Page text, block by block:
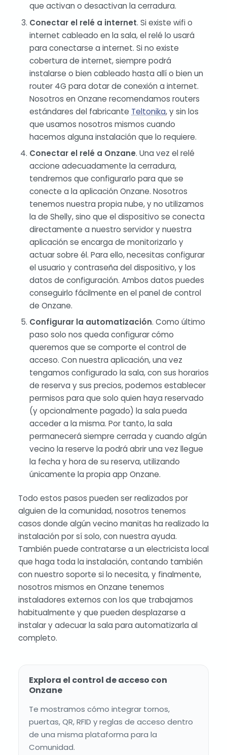
que activan o desactivan la cerradura.
Conectar el relé a internet. Si existe wifi o
internet cableado en la sala, el relé lo usará
para conectarse a internet. Si no existe
cobertura de internet, siempre podrá
instalarse o bien cableado hasta allí o bien un
router 4G para dotar de conexión a internet.
Nosotros en Onzane recomendamos routers
estándares del fabricante Teltonika, y sin los
que usamos nosotros mismos cuando
hacemos alguna instalación que lo requiere.
Conectar el relé a Onzane. Una vez el relé
accione adecuadamente la cerradura,
tendremos que configurarlo para que se
conecte a la aplicación Onzane. Nosotros
tenemos nuestra propia nube, y no utilizamos
la de Shelly, sino que el dispositivo se conecta
directamente a nuestro servidor y nuestra
aplicación se encarga de monitorizarlo y
actuar sobre él. Para ello, necesitas configurar
el usuario y contraseña del dispositivo, y los
datos de configuración. Ambos datos puedes
conseguirlo fácilmente en el panel de control
de Onzane.
Configurar la automatización. Como último
paso solo nos queda configurar cómo
queremos que se comporte el control de
acceso. Con nuestra aplicación, una vez
tengamos configurado la sala, con sus horarios
de reserva y sus precios, podemos establecer
permisos para que solo quien haya reservado
(y opcionalmente pagado) la sala pueda
acceder a la misma. Por tanto, la sala
permanecerá siempre cerrada y cuando algún
vecino la reserve la podrá abrir una vez llegue
la fecha y hora de su reserva, utilizando
únicamente la propia app Onzane.
Todo estos pasos pueden ser realizados por
alguien de la comunidad, nosotros tenemos
casos donde algún vecino manitas ha realizado la
instalación por sí solo, con nuestra ayuda.
También puede contratarse a un electricista local
que haga toda la instalación, contando también
con nuestro soporte si lo necesita, y finalmente,
nosotros mismos en Onzane tenemos
instaladores externos con los que trabajamos
habitualmente y que pueden desplazarse a
instalar y adecuar la sala para automatizarla al
completo.
Explora el control de acceso con
Onzane
Te mostramos cómo integrar tornos,
puertas, QR, RFID y reglas de acceso dentro
de una misma plataforma para la
Comunidad.